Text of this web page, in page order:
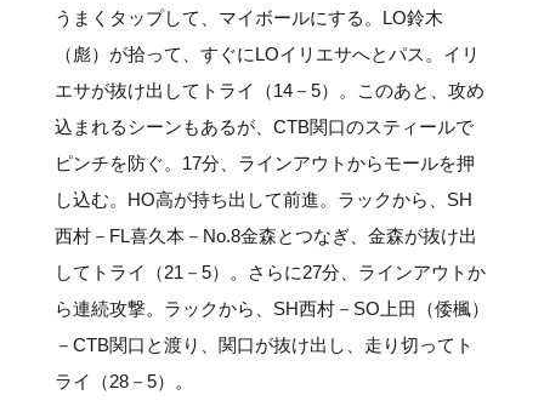
うまくタップして、マイボールにする。LO鈴木
（彪）が拾って、すぐにLOイリエサへとパス。イリ
エサが抜け出してトライ（14－5）。このあと、攻め
込まれるシーンもあるが、CTB関口のスティールで
ピンチを防ぐ。17分、ラインアウトからモールを押
し込む。HO高が持ち出して前進。ラックから、SH
西村－FL喜久本－No.8金森とつなぎ、金森が抜け出
してトライ（21－5）。さらに27分、ラインアウトか
ら連続攻撃。ラックから、SH西村－SO上田（倭楓）
－CTB関口と渡り、関口が抜け出し、走り切ってト
ライ（28－5）。